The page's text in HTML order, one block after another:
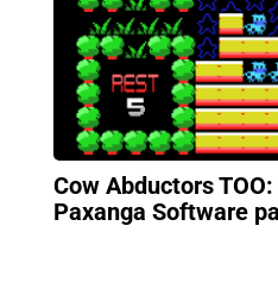
Cow Abductors
Paxanga Software